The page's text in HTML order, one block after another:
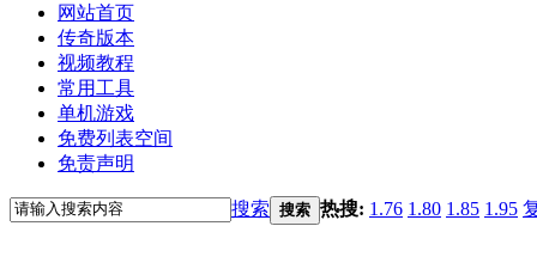
网站首页
传奇版本
视频教程
常用工具
单机游戏
免费列表空间
免责声明
搜索 搜索 热搜: 1.76 1.80 1.85 1.95